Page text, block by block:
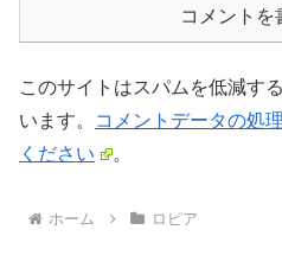
コメントを
このサイトはスパムを低減す
います。
コメントデータの処
ください
。
ホーム ロピア